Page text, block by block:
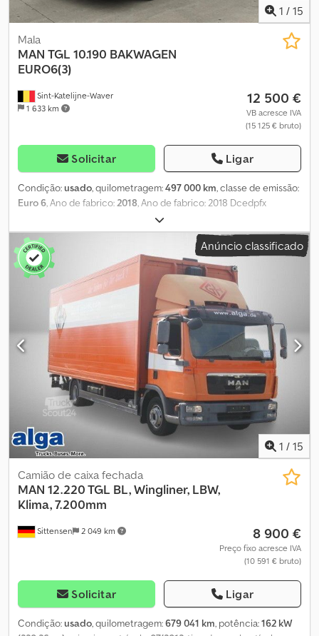
1 / 15
Sint-Katelijne-Waver
1 633 km
Mala
MAN TGL 10.190 BAKWAGEN
EURO6(3)
12 500 €
VB acresce IVA
(15 125 € bruto)
Solicitar Ligar
Condição:usado, quilometragem:497 000 km, classe de emissão:
Euro 6, Ano de fabrico:2018, Ano de fabrico: 2018 Dcedpfx
Anúncio classificado
1 / 15
Sittensen 2 049 km
Camião de caixa fechada
MAN 12.220 TGL BL, Wingliner, LBW,
Klima, 7.200mm
8 900 €
Preço fixo acresce IVA
(10 591 € bruto)
Solicitar Ligar
Condição:usado, quilometragem:679 041 km, potência:162 kW